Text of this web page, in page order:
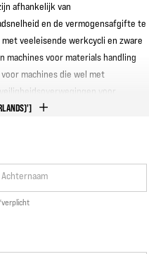
afhankelijk van
en de vermogensafgifte te
veeleisende werkcycli en zware
voor materials handling
machines die wel met
voor
moeten begrijpen.
en -systemen besproken die
voorkomen bij het onderhoud aan
Achternaam